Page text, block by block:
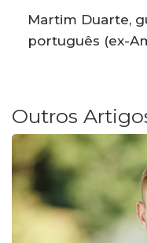
Martim Duarte,
português (ex-
Outros